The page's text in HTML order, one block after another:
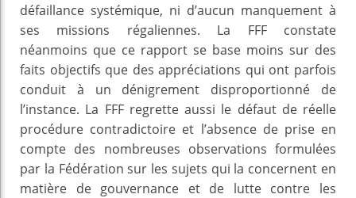
défaillance systémique, ni d’aucun manquement à
ses missions régaliennes. La FFF constate
néanmoins que ce rapport se base moins sur des
faits objectifs que des appréciations qui ont parfois
conduit à un dénigrement disproportionné de
l’instance. La FFF regrette aussi le défaut de réelle
procédure contradictoire et l’absence de prise en
compte des nombreuses observations formulées
par la Fédération sur les sujets qui la concernent en
matière de gouvernance et de lutte contre les